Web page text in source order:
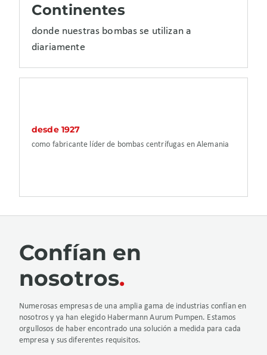
Continentes
donde nuestras bombas se utilizan a
diariamente
desde 1927
como fabricante líder de bombas centrífugas en Alemania
Confían en
nosotros
Numerosas empresas de una amplia gama de industrias confían en
nosotros y ya han elegido Habermann Aurum Pumpen. Estamos
orgullosos de haber encontrado una solución a medida para cada
empresa y sus diferentes requisitos.